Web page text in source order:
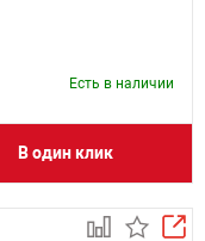
Есть в наличии
В один клик